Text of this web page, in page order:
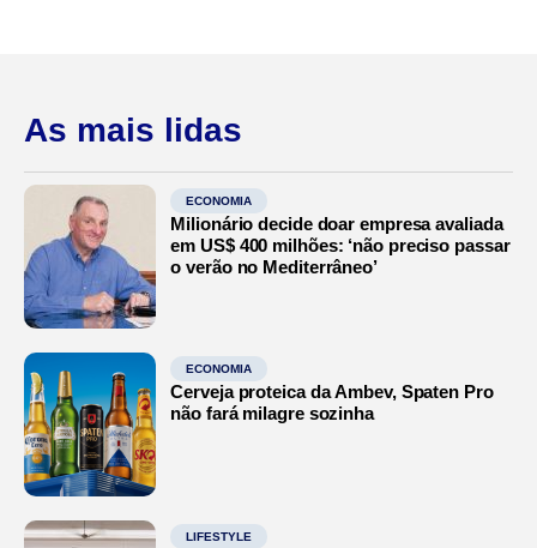
As mais lidas
ECONOMIA
Milionário decide doar empresa avaliada
em US$ 400 milhões: ‘não preciso passar
o verão no Mediterrâneo’
ECONOMIA
Cerveja proteica da Ambev, Spaten Pro
não fará milagre sozinha
LIFESTYLE